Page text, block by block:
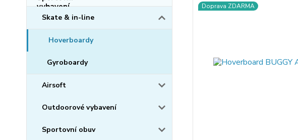
Skate & in-line
Hoverboardy
Gyroboardy
Airsoft
Outdoorové vybavení
Sportovní obuv
Doprava ZDARMA